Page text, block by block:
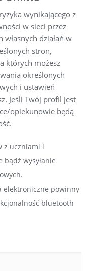
wynikającego z
w sieci przez
działań w
stron,
których możesz
określonych
i ustawień
Jeśli Twój profil jest
opiekunowie będą
z uczniami i
wysyłanie
elektroniczne powinny
bluetooth